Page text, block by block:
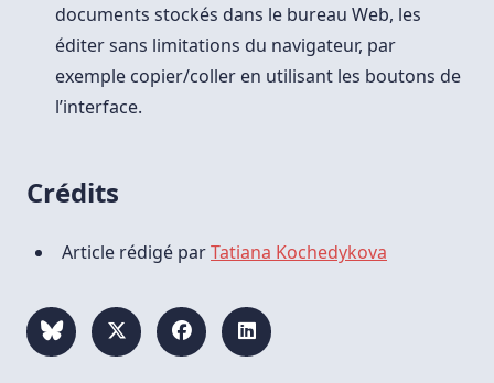
documents stockés dans le bureau Web, les
éditer sans limitations du navigateur, par
exemple copier/coller en utilisant les boutons de
l’interface.
Crédits
Article rédigé parTatiana Kochedykova